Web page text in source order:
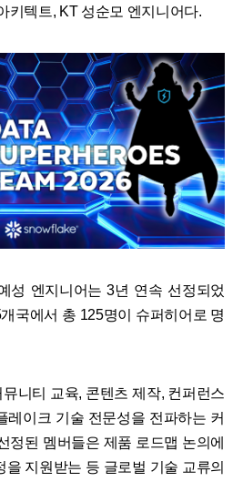
키텍트, KT 성순모 엔지니어다.
성 엔지니어는 3년 연속 선정되었
국에서 총 125명이 슈퍼히어로 명
니티 교육, 콘텐츠 제작, 컨퍼런스
레이크 기술 전문성을 전파하는 커
정된 멤버들은 제품 로드맵 논의에
지원받는 등 글로벌 기술 교류의